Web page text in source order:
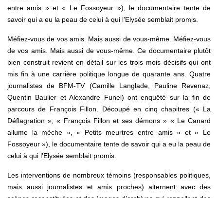
entre amis » et « Le Fossoyeur »), le documentaire tente de
savoir qui a eu la peau de celui à qui l’Elysée semblait promis.
Méfiez-vous de vos amis. Mais aussi de vous-même. Méfiez-vous
de vos amis. Mais aussi de vous-même. Ce documentaire plutôt
bien construit revient en détail sur les trois mois décisifs qui ont
mis fin à une carrière politique longue de quarante ans. Quatre
journalistes de BFM-TV (Camille Langlade, Pauline Revenaz,
Quentin Baulier et Alexandre Funel) ont enquêté sur la fin de
parcours de François Fillon. Découpé en cinq chapitres (« La
Déflagration », « François Fillon et ses démons » « Le Canard
allume la mèche », « Petits meurtres entre amis » et « Le
Fossoyeur »), le documentaire tente de savoir qui a eu la peau de
celui à qui l’Elysée semblait promis.
Les interventions de nombreux témoins (responsables politiques,
mais aussi journalistes et amis proches) alternent avec des